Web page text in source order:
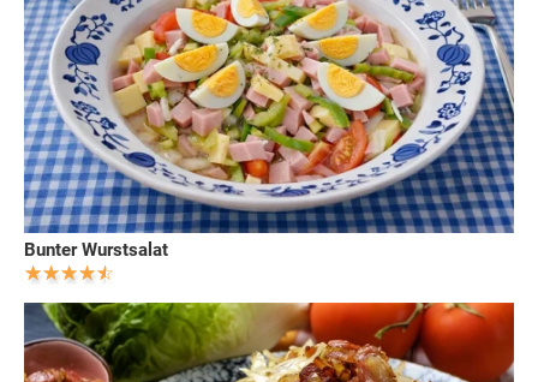
Bunter Wurstsalat